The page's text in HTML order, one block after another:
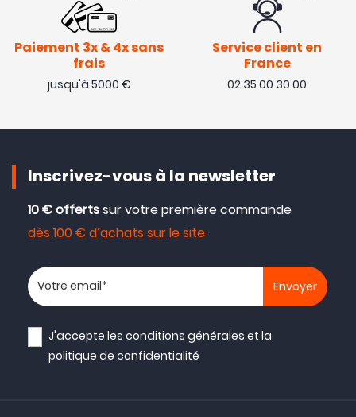
Paiement 3x & 4x sans
frais
jusqu'à 5000 €
Service client en
France
02 35 00 30 00
Inscrivez-vous à la newsletter
10 € offertssur votre première commande
dès 100 € d’achats sur le site
Votre adresse email
J'accepte lesconditions générales et la
politique de confidentialité